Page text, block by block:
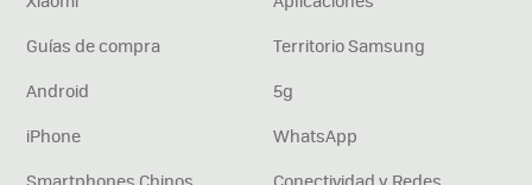
Guías de compra
Territorio Samsung
Android
5g
iPhone
WhatsApp